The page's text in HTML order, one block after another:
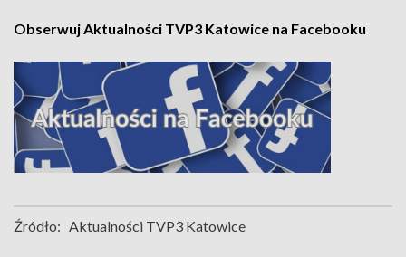
Obserwuj Aktualności TVP3 Katowice na Facebooku
Źródło: Aktualności TVP3 Katowice